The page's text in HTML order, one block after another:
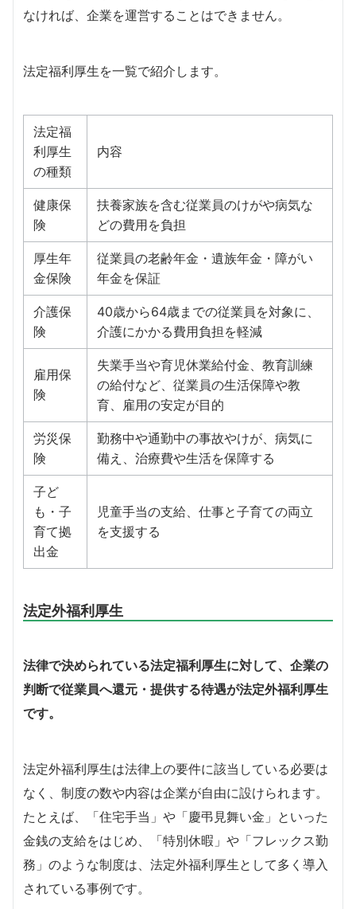
なければ、企業を運営することはできません。
法定福利厚生を一覧で紹介します。
法定福
利厚生
の種類
内容
健康保
険
扶養家族を含む従業員のけがや病気な
どの費用を負担
厚生年
金保険
従業員の老齢年金・遺族年金・障がい
年金を保証
介護保
険
40歳から64歳までの従業員を対象に、
介護にかかる費用負担を軽減
雇用保
険
失業手当や育児休業給付金、教育訓練
の給付など、従業員の生活保障や教
育、雇用の安定が目的
労災保
険
勤務中や通勤中の事故やけが、病気に
備え、治療費や生活を保障する
子ど
も・子
育て拠
出金
児童手当の支給、仕事と子育ての両立
を支援する
法定外福利厚生
法律で決められている法定福利厚生に対して、企業の
判断で従業員へ還元・提供する待遇が法定外福利厚生
です。
法定外福利厚生は法律上の要件に該当している必要は
なく、制度の数や内容は企業が自由に設けられます。
たとえば、「住宅手当」や「慶弔見舞い金」といった
金銭の支給をはじめ、「特別休暇」や「フレックス勤
務」のような制度は、法定外福利厚生として多く導入
されている事例です。